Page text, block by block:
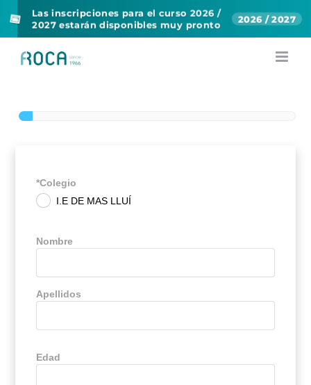
📅 Las inscripciones para el curso 2026 /
2027 estarán disponibles muy pronto 2026 / 2027
I.E DE MAS LLUÍ
*Colegio
I.E DE MAS LLUÍ
Nombre
Apellidos
Edad